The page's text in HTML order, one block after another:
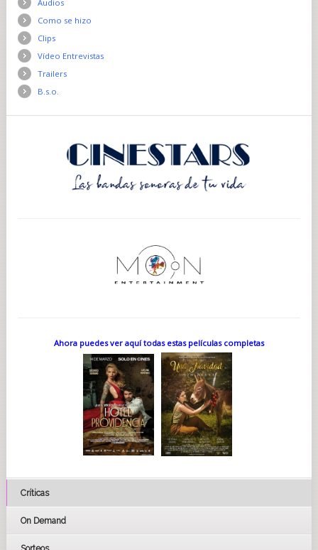
Audios
Como se hizo
Clips
Vídeo Entrevistas
Trailers
B.s.o.
Ahora puedes ver aquí todas estas películas completas
Críticas
On Demand